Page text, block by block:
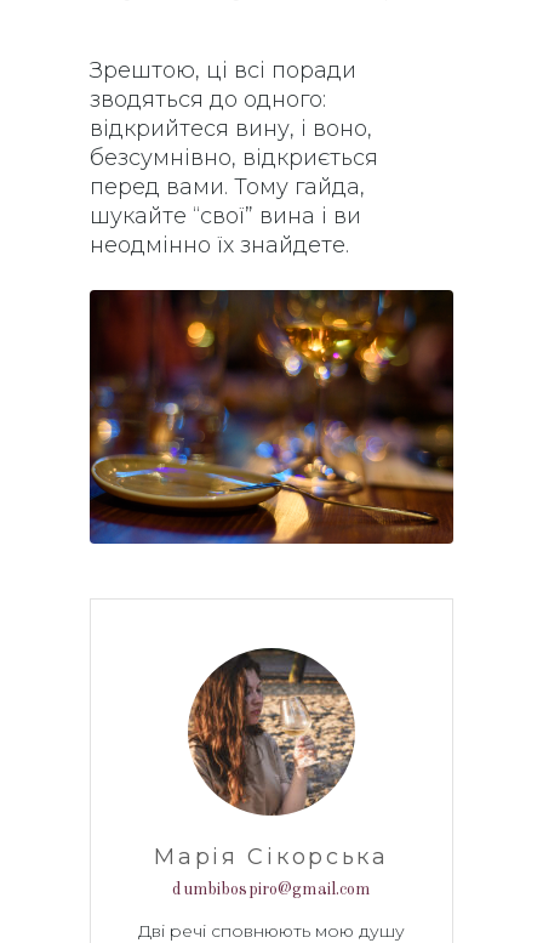
Зрештою, ці всі поради
зводяться до одного:
відкрийтеся вину, і воно,
безсумнівно, відкриється
перед вами. Тому гайда,
шукайте “свої” вина і ви
неодмінно їх знайдете.
Марія Сікорська
dumbibospiro@gmail.com
Дві речі сповнюють мою душу